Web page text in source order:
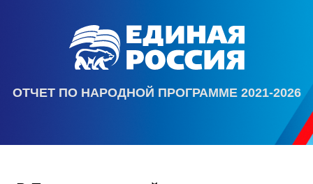
ОТЧЕТ ПО НАРОДНОЙ ПРОГРАММЕ 2021-2026